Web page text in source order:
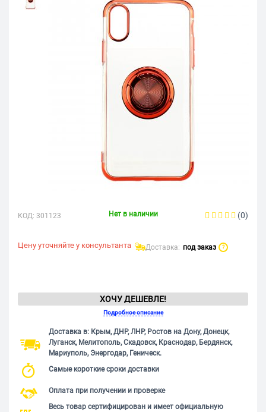
КОД: 301123 Нет в наличии (0)
Цену уточняйте у консультанта Доставка: под заказ ?
ХОЧУ ДЕШЕВЛЕ!
Подробное описание
Доставка в: Крым, ДНР, ЛНР, Ростов на Дону, Донецк,
Луганск, Мелитополь, Скадовск, Краснодар, Бердянск,
Мариуполь, Энергодар, Геническ.
Самые короткие сроки доставки
Оплата при получении и проверке
Весь товар сертифицирован и имеет официальную